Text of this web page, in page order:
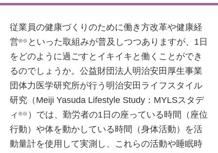
従業員の健康づくりのために働き方改革や健康経
営®※ といった取組みが普及しつつありますが、1日
をどのように過ごすとイキイキと働くことができ
るのでしょうか。公益財団法人明治安田厚生事業
団体力医学研究所が行う明治安田ライフスタイル
研究（Meiji Yasuda Lifestyle Study：MYLSスタデ
ィ ®※ ）では、勤労者の1日の座っている時間（座位
行動）や体を動かしている時間（身体活動）を活
動量計を使用して実測し、これらの活動や睡眠時